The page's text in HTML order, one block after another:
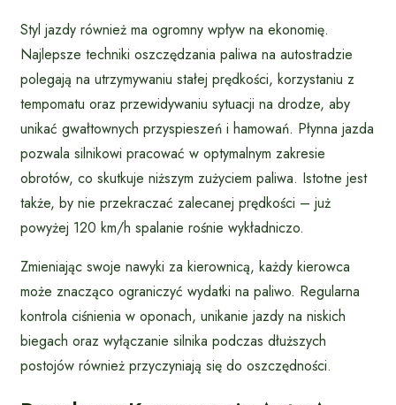
Styl jazdy również ma ogromny wpływ na ekonomię.
Najlepsze techniki oszczędzania paliwa na autostradzie
polegają na utrzymywaniu stałej prędkości, korzystaniu z
tempomatu oraz przewidywaniu sytuacji na drodze, aby
unikać gwałtownych przyspieszeń i hamowań. Płynna jazda
pozwala silnikowi pracować w optymalnym zakresie
obrotów, co skutkuje niższym zużyciem paliwa. Istotne jest
także, by nie przekraczać zalecanej prędkości – już
powyżej 120 km/h spalanie rośnie wykładniczo.
Zmieniając swoje nawyki za kierownicą, każdy kierowca
może znacząco ograniczyć wydatki na paliwo. Regularna
kontrola ciśnienia w oponach, unikanie jazdy na niskich
biegach oraz wyłączanie silnika podczas dłuższych
postojów również przyczyniają się do oszczędności.